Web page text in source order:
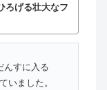
ろげる壮大なフ
んすに入る
いました。